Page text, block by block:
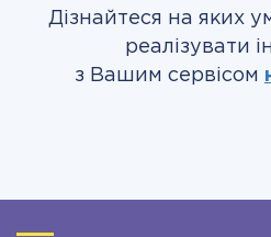
Дізнайтеся на яких
реалізувати
з Вашим сервісом